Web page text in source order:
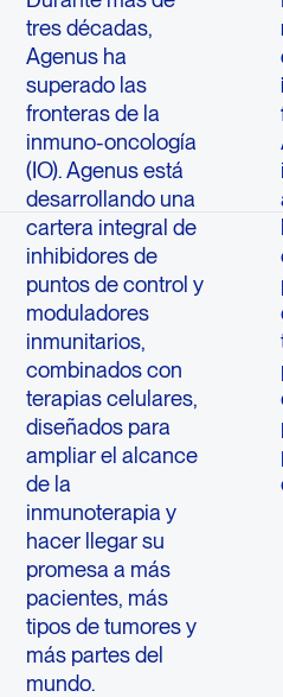
tres décadas,
Agenus ha
superado las
fronteras de la
inmuno-oncología
(IO). Agenus está
desarrollando una
cartera integral de
inhibidores de
puntos de control y
moduladores
inmunitarios,
combinados con
terapias celulares,
diseñados para
ampliar el alcance
de la
inmunoterapia y
hacer llegar su
promesa a más
pacientes, más
tipos de tumores y
más partes del
mundo.